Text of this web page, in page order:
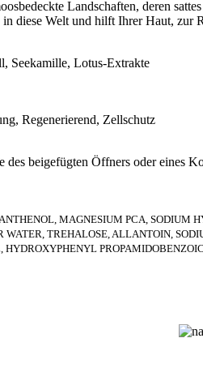
Landschaften, deren
diese Welt und hilft Ihrer Haut, zur
Seekamille, Lotus-Extrakte
Regenerierend, Zellschutz
beigefügten Öffners oder eines
MAGNESIUM PCA,
TREHALOSE, ALLANTOIN,